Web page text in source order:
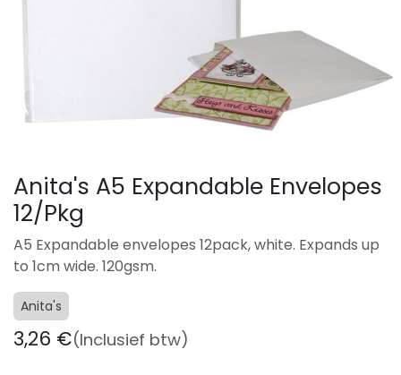
Anita's A5 Expandable Envelopes
12/Pkg
A5 Expandable envelopes 12pack, white. Expands up
to 1cm wide. 120gsm.
Anita's
3,26 €(Inclusief btw)